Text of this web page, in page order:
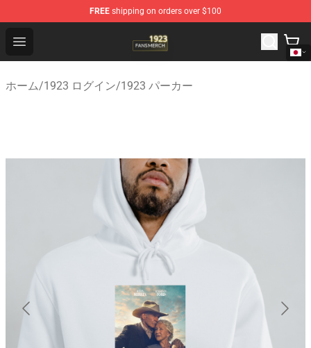
FREE shipping on orders over $100
Open menu
1923 Shop - Official 1923 Merchandise Store
ホーム/1923 ログイン/1923 パーカー